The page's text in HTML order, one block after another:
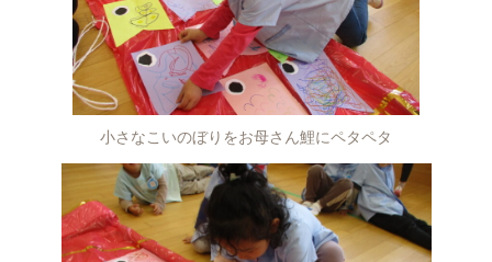
小さなこいのぼりをお母さん鯉にペタペタ